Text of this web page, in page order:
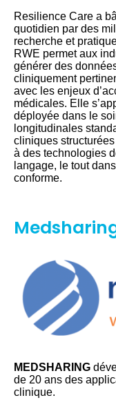
Resilience Care a
quotidien par des
recherche et
RWE permet aux
générer des
cliniquement
avec les enjeux
médicales. Elle
déployée dans le
longitudinales
cliniques
à des technologies
langage, le tout
conforme.
MEDSHARING
de 20 ans des
clinique.